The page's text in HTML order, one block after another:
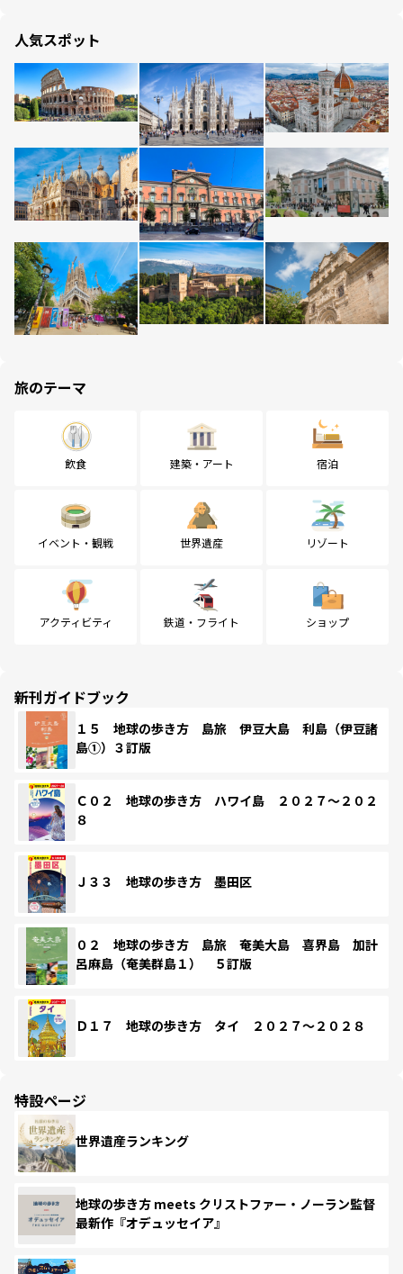
人気スポット
旅のテーマ
飲食 建築・アート 宿泊
イベント・観戦 世界遺産 リゾート
アクティビティ 鉄道・フライト ショップ
新刊ガイドブック
１５ 地球の歩き方 島旅 伊豆大島 利島（伊豆諸
島①）３訂版
Ｃ０２ 地球の歩き方 ハワイ島 ２０２７～２０２
８
Ｊ３３ 地球の歩き方 墨田区
０２ 地球の歩き方 島旅 奄美大島 喜界島 加計
呂麻島（奄美群島１） ５訂版
Ｄ１７ 地球の歩き方 タイ ２０２７～２０２８
特設ページ
世界遺産ランキング
地球の歩き方 meets クリストファー・ノーラン監督
最新作『オデュッセイア』